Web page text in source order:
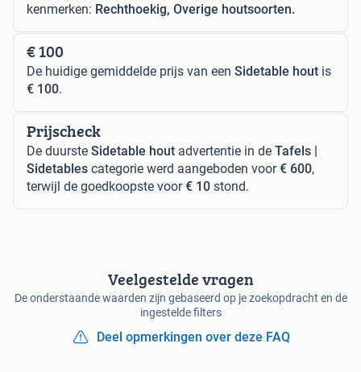
kenmerken: Rechthoekig, Overige houtsoorten.
€ 100
De huidige gemiddelde prijs van een Sidetable hout is
€ 100.
Prijscheck
De duurste Sidetable hout advertentie in de Tafels |
Sidetables categorie werd aangeboden voor€ 600,
terwijl de goedkoopste voor€ 10 stond.
Veelgestelde vragen
De onderstaande waarden zijn gebaseerd op je zoekopdracht en de
ingestelde filters
Deel opmerkingen over deze FAQ